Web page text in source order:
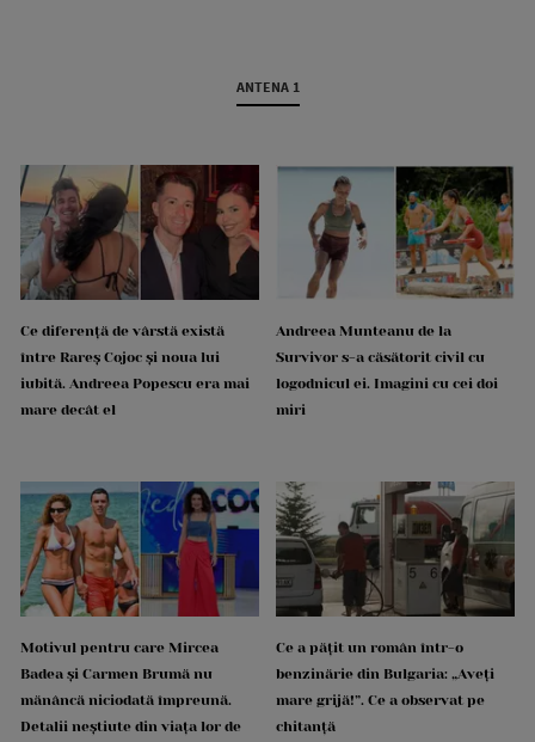
ANTENA 1
Ce diferență de vârstă există
între Rareș Cojoc și noua lui
iubită. Andreea Popescu era mai
mare decât el
Andreea Munteanu de la
Survivor s-a căsătorit civil cu
logodnicul ei. Imagini cu cei doi
miri
Motivul pentru care Mircea
Badea și Carmen Brumă nu
mănâncă niciodată împreună.
Detalii neștiute din viața lor de
Ce a pățit un român într-o
benzinărie din Bulgaria: „Aveți
mare grijă!”. Ce a observat pe
chitanță